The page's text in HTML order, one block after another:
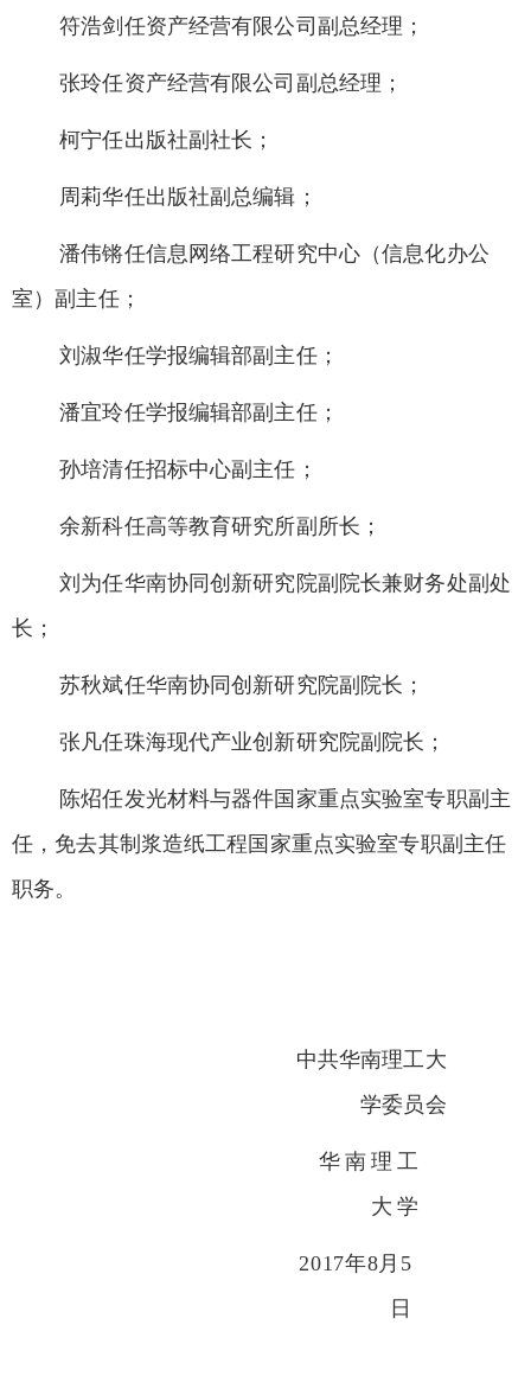
符浩剑任资产经营有限公司副总经理；
张玲任资产经营有限公司副总经理；
柯宁任出版社副社长；
周莉华任出版社副总编辑；
潘伟锵任信息网络工程研究中心（信息化办公
室）副主任；
刘淑华任学报编辑部副主任；
潘宜玲任学报编辑部副主任；
孙培清任招标中心副主任；
余新科任高等教育研究所副所长；
刘为任华南协同创新研究院副院长兼财务处副处
长；
苏秋斌任华南协同创新研究院副院长；
张凡任珠海现代产业创新研究院副院长；
陈炤任发光材料与器件国家重点实验室专职副主
任，免去其制浆造纸工程国家重点实验室专职副主任
职务。
中共华南理工大
学委员会
华南理工
大学
2017年8月5
日